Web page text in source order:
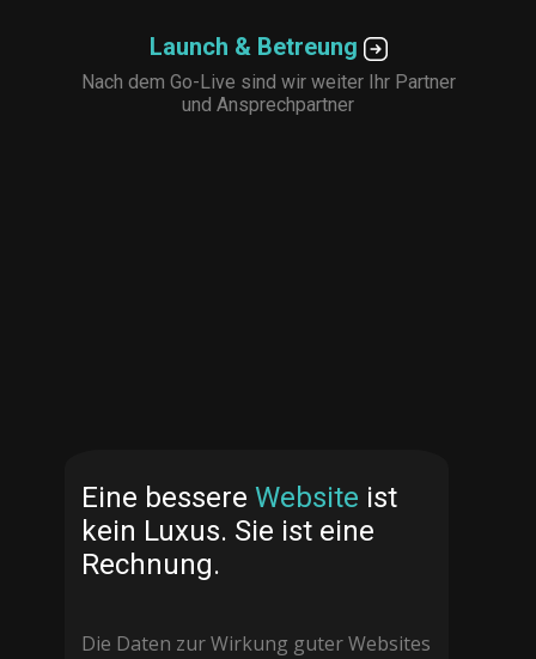
Launch & Betreung
Nach dem Go-Live sind wir weiter Ihr Partner
und Ansprechpartner
Eine bessere Website ist
kein Luxus. Sie ist eine
Rechnung.
Die Daten zur Wirkung guter Websites